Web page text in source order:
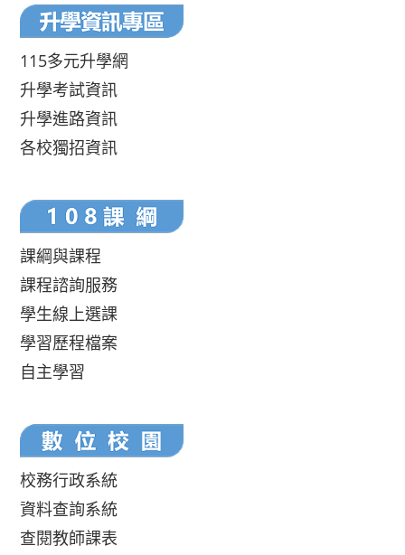
115多元升學網
升學考試資訊
升學進路資訊
各校獨招資訊
課綱與課程
課程諮詢服務
學生線上選課
學習歷程檔案
自主學習
校務行政系統
資料查詢系統
查閱教師課表